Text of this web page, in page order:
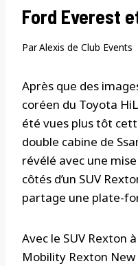
Ford Everest
ParAlexis de Club Events
Après que des
coréen du Toyota
été vues plus tôt
double cabine de
révélé avec une
côtés d’un SUV
partage une plate-
Avec le SUV Rexton
Mobility Rexton New